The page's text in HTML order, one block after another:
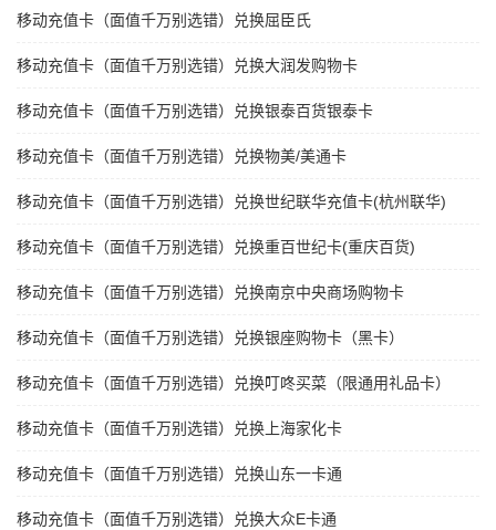
移动充值卡（面值千万别选错）兑换屈臣氏
移动充值卡（面值千万别选错）兑换大润发购物卡
移动充值卡（面值千万别选错）兑换银泰百货银泰卡
移动充值卡（面值千万别选错）兑换物美/美通卡
移动充值卡（面值千万别选错）兑换世纪联华充值卡(杭州联华)
移动充值卡（面值千万别选错）兑换重百世纪卡(重庆百货)
移动充值卡（面值千万别选错）兑换南京中央商场购物卡
移动充值卡（面值千万别选错）兑换银座购物卡（黑卡）
移动充值卡（面值千万别选错）兑换叮咚买菜（限通用礼品卡）
移动充值卡（面值千万别选错）兑换上海家化卡
移动充值卡（面值千万别选错）兑换山东一卡通
移动充值卡（面值千万别选错）兑换大众E卡通